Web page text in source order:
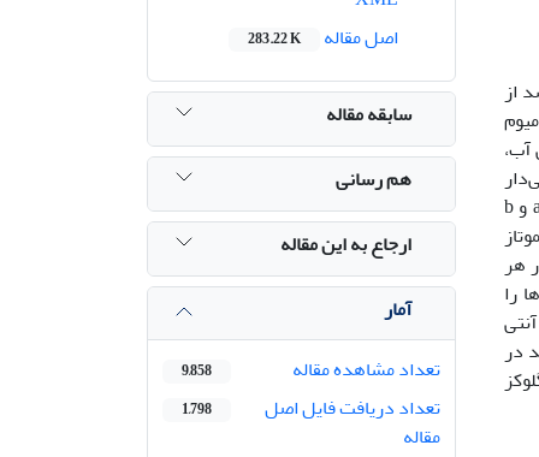
از
و کلرید کادمیوم
آب،
30 تا 50 درصد در صفات رشدی گیاه در مقایسه با گیاهان شاهد گردید. بعلاوه محتوای نسبی آب 7% و میزان کلروفیل‌های a و b
در هر
پارامترها را
آنتی
در
اصل مقاله
283.22 K
سابقه مقاله
هم رسانی
ارجاع به این مقاله
آمار
تعداد مشاهده مقاله
9,858
تعداد دریافت فایل اصل
مقاله
1,798